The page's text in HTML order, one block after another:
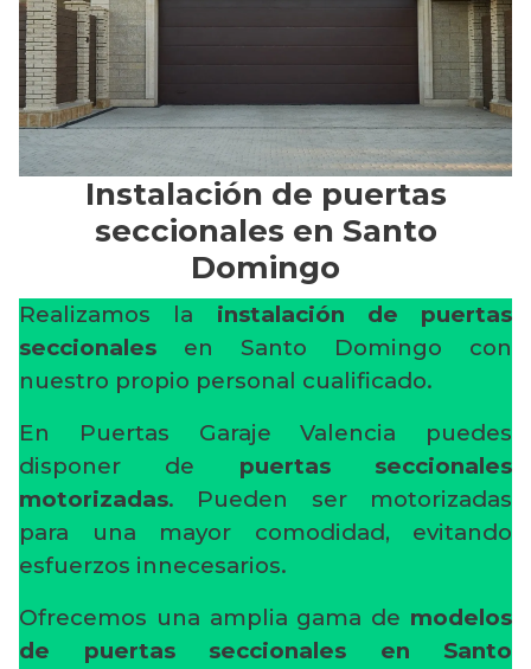
Instalación de puertas
seccionales en Santo
Domingo
Realizamos la instalación de puertas
seccionales en Santo Domingo con
nuestro propio personal cualificado.
En Puertas Garaje Valencia puedes
disponer de puertas seccionales
motorizadas. Pueden ser motorizadas
para una mayor comodidad, evitando
esfuerzos innecesarios.
Ofrecemos una amplia gama de modelos
de puertas seccionales en Santo